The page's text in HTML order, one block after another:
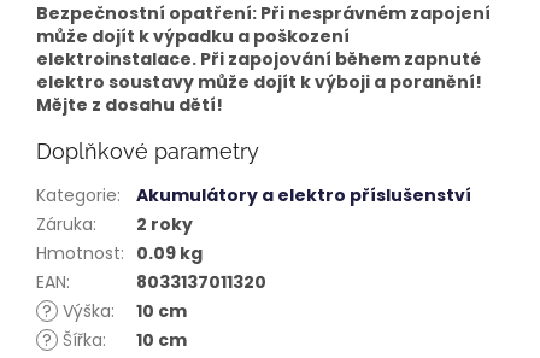
Bezpečnostní opatření: Při nesprávném zapojení
může dojít k výpadku a poškození
elektroinstalace. Při zapojování během zapnuté
elektro soustavy může dojít k výboji a poranění!
Mějte z dosahu dětí!
Doplňkové parametry
Kategorie:
Akumulátory a elektro příslušenství
Záruka:
2 roky
Hmotnost: 0.09 kg
EAN:
8033137011320
? Výška:
10 cm
? Šířka:
10 cm